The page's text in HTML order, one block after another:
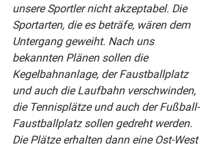
unsere Sportler nicht akzeptabel. Die
Sportarten, die es beträfe, wären dem
Untergang geweiht. Nach uns
bekannten Plänen sollen die
Kegelbahnanlage, der Faustballplatz
und auch die Laufbahn verschwinden,
die Tennisplätze und auch der Fußball-
Faustballplatz sollen gedreht werden.
Die Plätze erhalten dann eine Ost-West